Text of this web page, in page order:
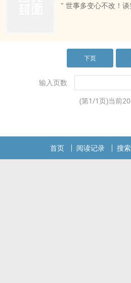
" 世事多变心不改！
下页
输入页数
(第1/1页)当前20
首页 阅读记录 搜